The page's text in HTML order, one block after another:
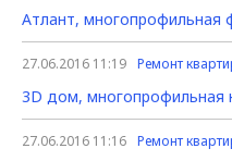
Атлант, многопрофильная
27.06.2016 11:19 Ремонт
3D дом, многопрофильная
27.06.2016 11:16 Ремонт